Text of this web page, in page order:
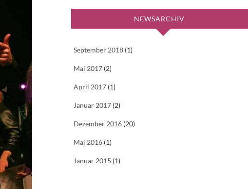
NEWSARCHIV
September 2018(1)
Mai 2017(2)
April 2017(1)
Januar 2017(2)
Dezember 2016(20)
Mai 2016(1)
Januar 2015 (1)